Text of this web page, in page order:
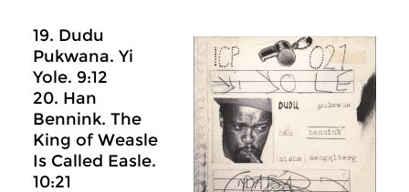
19. Dudu
Pukwana. Yi
Yole. 9:12
20. Han
Bennink. The
King of Weasle
Is Called Easle.
10:21